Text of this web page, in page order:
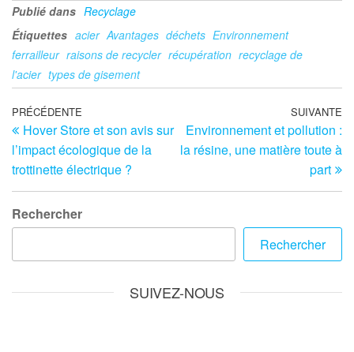
Publié dans Recyclage
Étiquettes acier Avantages déchets Environnement
ferrailleur raisons de recycler récupération recyclage de
l'acier types de gisement
Navigation
de
l’article
Article
précédent
PRÉCÉDENTE
Hover Store et son avis sur
l’impact écologique de la
trottinette électrique ?
SUIVANTE
Environnement et pollution :
la résine, une matière toute à
part
Rechercher
Rechercher
SUIVEZ-NOUS